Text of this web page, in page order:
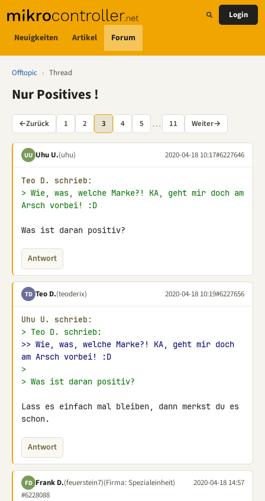
Neuigkeiten Artikel Forum
Login
Offtopic › Thread
Nur Positives !
←Zurück 1 2 3 4 5 … 11 Weiter→
UU Uhu U.(uhu) 2020-04-18 10:17#6227646
Teo D. schrieb:
> Wie, was, welche Marke?! KA, geht mir doch am
Arsch vorbei! :D
Was ist daran positiv?
Antwort
TD Teo D.(teoderix) 2020-04-18 10:19#6227656
Uhu U. schrieb:
> Teo D. schrieb:
>> Wie, was, welche Marke?! KA, geht mir doch
am Arsch vorbei! :D
>
> Was ist daran positiv?
Lass es einfach mal bleiben, dann merkst du es
schon.
Antwort
FD Frank D.(feuerstein7)(Firma: Spezialeinheit)
2020-04-18 14:57
#6228088